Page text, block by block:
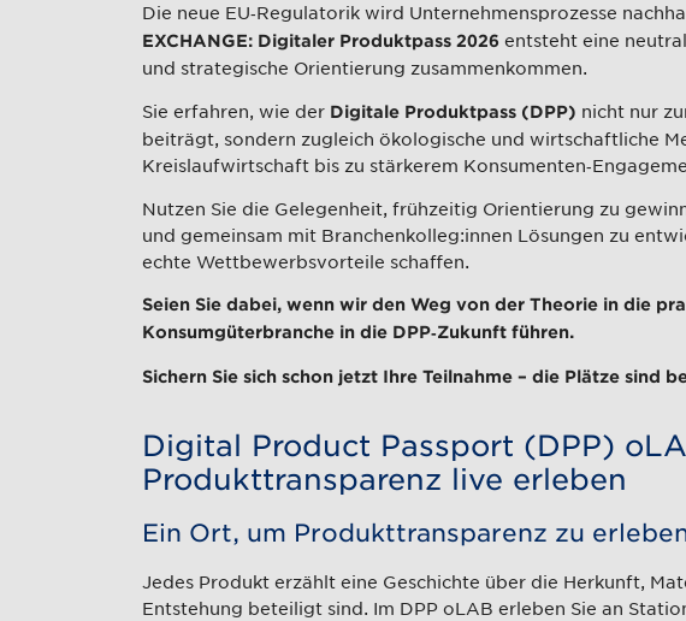
Die neue EU‑Regulatorik wird Unternehmensprozesse
EXCHANGE: Digitaler Produktpass 2026 entsteht eine
und strategische Orientierung zusammenkommen.
Sie erfahren, wie der Digitale Produktpass (DPP) nicht nur
beiträgt, sondern zugleich ökologische und wirtschaftliche
Kreislaufwirtschaft bis zu stärkerem
Nutzen Sie die Gelegenheit, frühzeitig Orientierung zu
und gemeinsam mit Branchenkolleg:innen Lösungen zu
echte Wettbewerbsvorteile schaffen.
Seien Sie dabei, wenn wir den Weg von der Theorie in die
Konsumgüterbranche in die DPP‑Zukunft führen.
Sichern Sie sich schon jetzt Ihre Teilnahme – die Plätze sind
Digital Product Passport (DPP)
Produkttransparenz live erleben
Ein Ort, um Produkttransparenz zu
Jedes Produkt erzählt eine Geschichte über die Herkunft,
Entstehung beteiligt sind. Im DPP oLAB erleben Sie an